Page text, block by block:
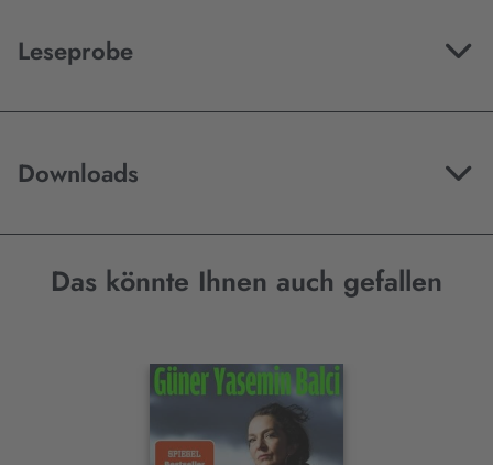
Leseprobe
Downloads
Das könnte Ihnen auch gefallen
Interaktives